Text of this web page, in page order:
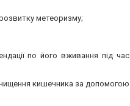
метеоризму;
по його вживання під час
кишечника за допомогою